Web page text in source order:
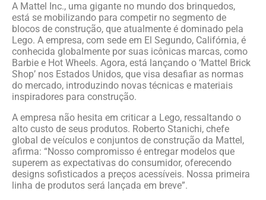
A Mattel Inc., uma gigante no mundo dos brinquedos,
está se mobilizando para competir no segmento de
blocos de construção, que atualmente é dominado pela
Lego. A empresa, com sede em El Segundo, Califórnia, é
conhecida globalmente por suas icônicas marcas, como
Barbie e Hot Wheels. Agora, está lançando o ‘Mattel Brick
Shop’ nos Estados Unidos, que visa desafiar as normas
do mercado, introduzindo novas técnicas e materiais
inspiradores para construção.
A empresa não hesita em criticar a Lego, ressaltando o
alto custo de seus produtos. Roberto Stanichi, chefe
global de veículos e conjuntos de construção da Mattel,
afirma: “Nosso compromisso é entregar modelos que
superem as expectativas do consumidor, oferecendo
designs sofisticados a preços acessíveis. Nossa primeira
linha de produtos será lançada em breve”.